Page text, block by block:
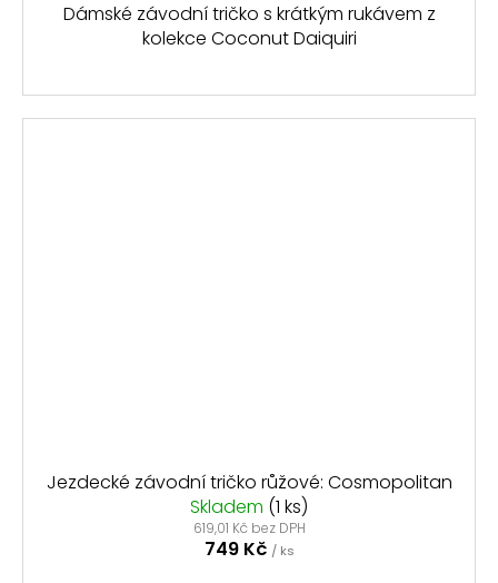
Dámské závodní tričko s krátkým rukávem z
kolekce Coconut Daiquiri
Jezdecké závodní tričko růžové: Cosmopolitan
Skladem (1 ks)
619,01 Kč bez DPH
749 Kč / ks